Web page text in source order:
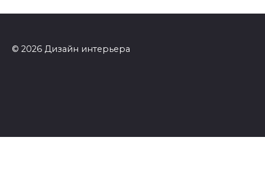
© 2026 Дизайн интерьера